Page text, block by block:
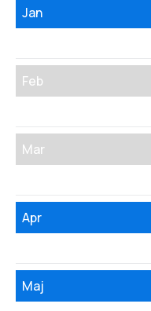
Jan
Feb
Mar
Apr
Maj